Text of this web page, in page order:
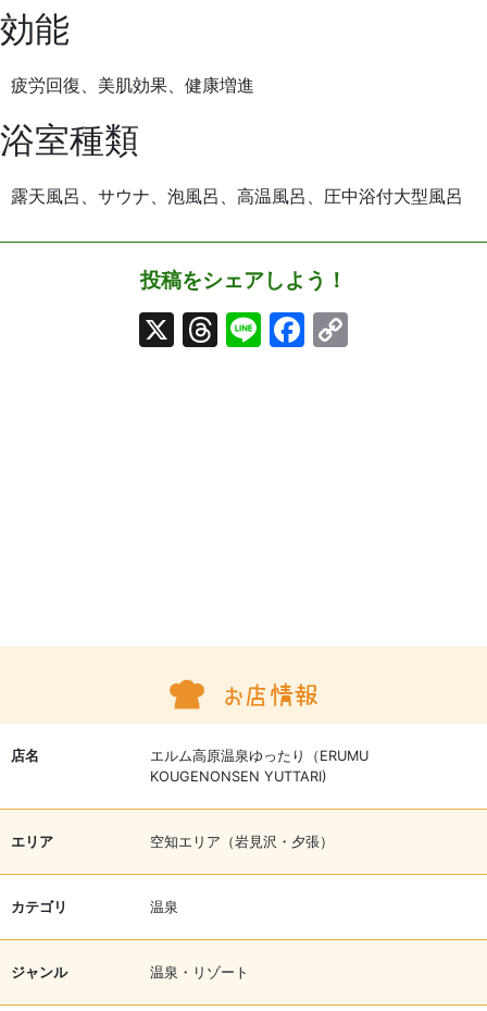
効能
疲労回復、美肌効果、健康増進
浴室種類
露天風呂、サウナ、泡風呂、高温風呂、圧中浴付大型風呂
投稿をシェアしよう！
X Threads
LineFacebook
店名
エルム高原温泉ゆったり（ERUMU
KOUGENONSEN YUTTARI)
エリア 空知エリア（岩見沢・夕張）
カテゴリ 温泉
ジャンル 温泉・リゾート